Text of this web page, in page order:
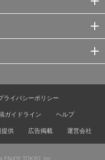
ライバシーポリシー
ガイドライン
ヘルプ
提供 広告掲載 運営会社
ENJOY TOKYO, Inc.